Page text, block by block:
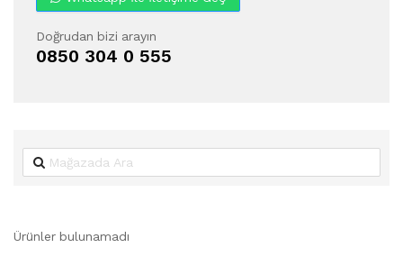
Doğrudan bizi arayın
0850 304 0 555
Ürünler bulunamadı